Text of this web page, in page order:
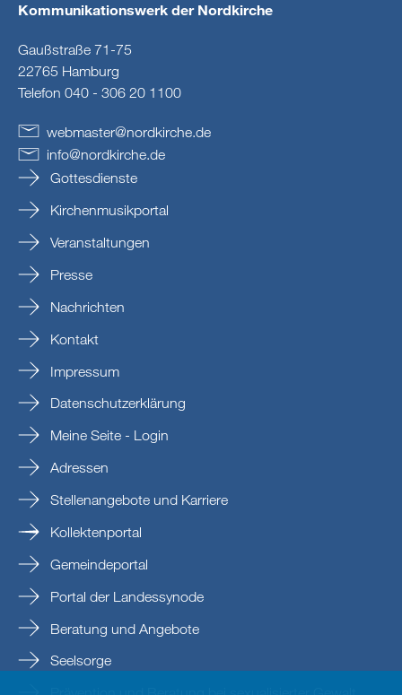
Kommunikationswerk der Nordkirche
Gaußstraße 71-75
22765 Hamburg
Telefon 040 - 306 20 1100
webmaster@nordkirche de
info@nordkirche.de
Gottesdienste
Kirchenmusikportal
Veranstaltungen
Presse
Nachrichten
Kontakt
Impressum
Datenschutzerklärung
Meine Seite - Login
Adressen
Stellenangebote und Karriere
Kollektenportal
Gemeindeportal
Portal der Landessynode
Beratung und Angebote
Seelsorge